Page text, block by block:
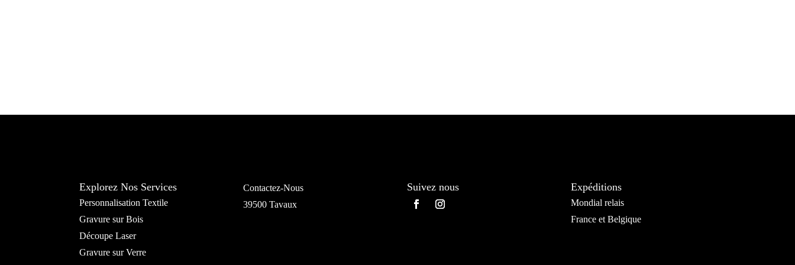
Explorez Nos Services
Personnalisation Textile
Gravure sur Bois
Découpe Laser
Gravure sur Verre
Contactez-Nous
39500 Tavaux
Suivez nous Expéditions
Mondial relais
France et Belgique